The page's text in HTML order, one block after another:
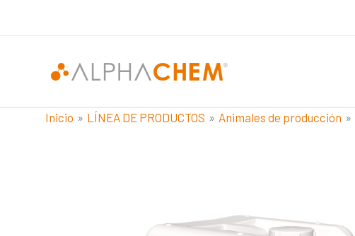
Inicio LÍNEA DE PRODUCTOS Animales de producción